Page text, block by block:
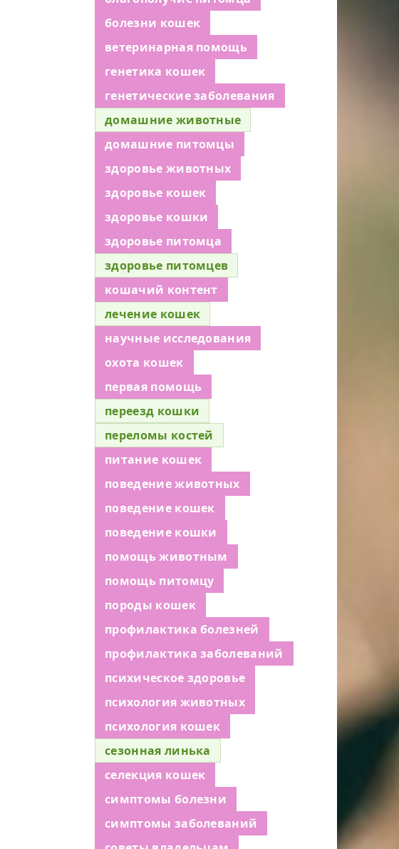
болезни кошек
ветеринарная помощь
генетика кошек
генетические заболевания
домашние животные
домашние питомцы
здоровье животных
здоровье кошек
здоровье кошки
здоровье питомца
здоровье питомцев
кошачий контент
лечение кошек
научные исследования
охота кошек
первая помощь
переезд кошки
переломы костей
питание кошек
поведение животных
поведение кошек
поведение кошки
помощь животным
помощь питомцу
породы кошек
профилактика болезней
профилактика заболеваний
психическое здоровье
психология животных
психология кошек
сезонная линька
селекция кошек
симптомы болезни
симптомы заболеваний